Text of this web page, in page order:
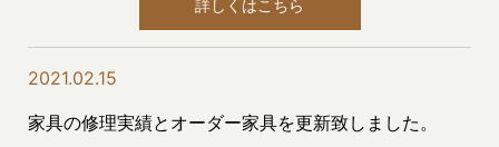
詳しくはこちら
2021.02.15
家具の修理実績とオーダー家具を更新致しました。